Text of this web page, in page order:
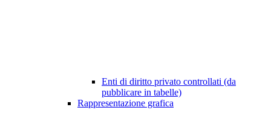
Enti di diritto privato controllati (da
pubblicare in tabelle)
Rappresentazione grafica